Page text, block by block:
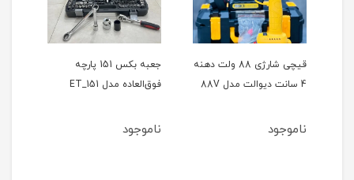
قیچی شارژی 88 ولت دهنه
4 سانت دیوالت مدل 88V
ناموجود
جعبه بکس 151 پارچه
فوق‌العاده مدل ET_151
ناموجود